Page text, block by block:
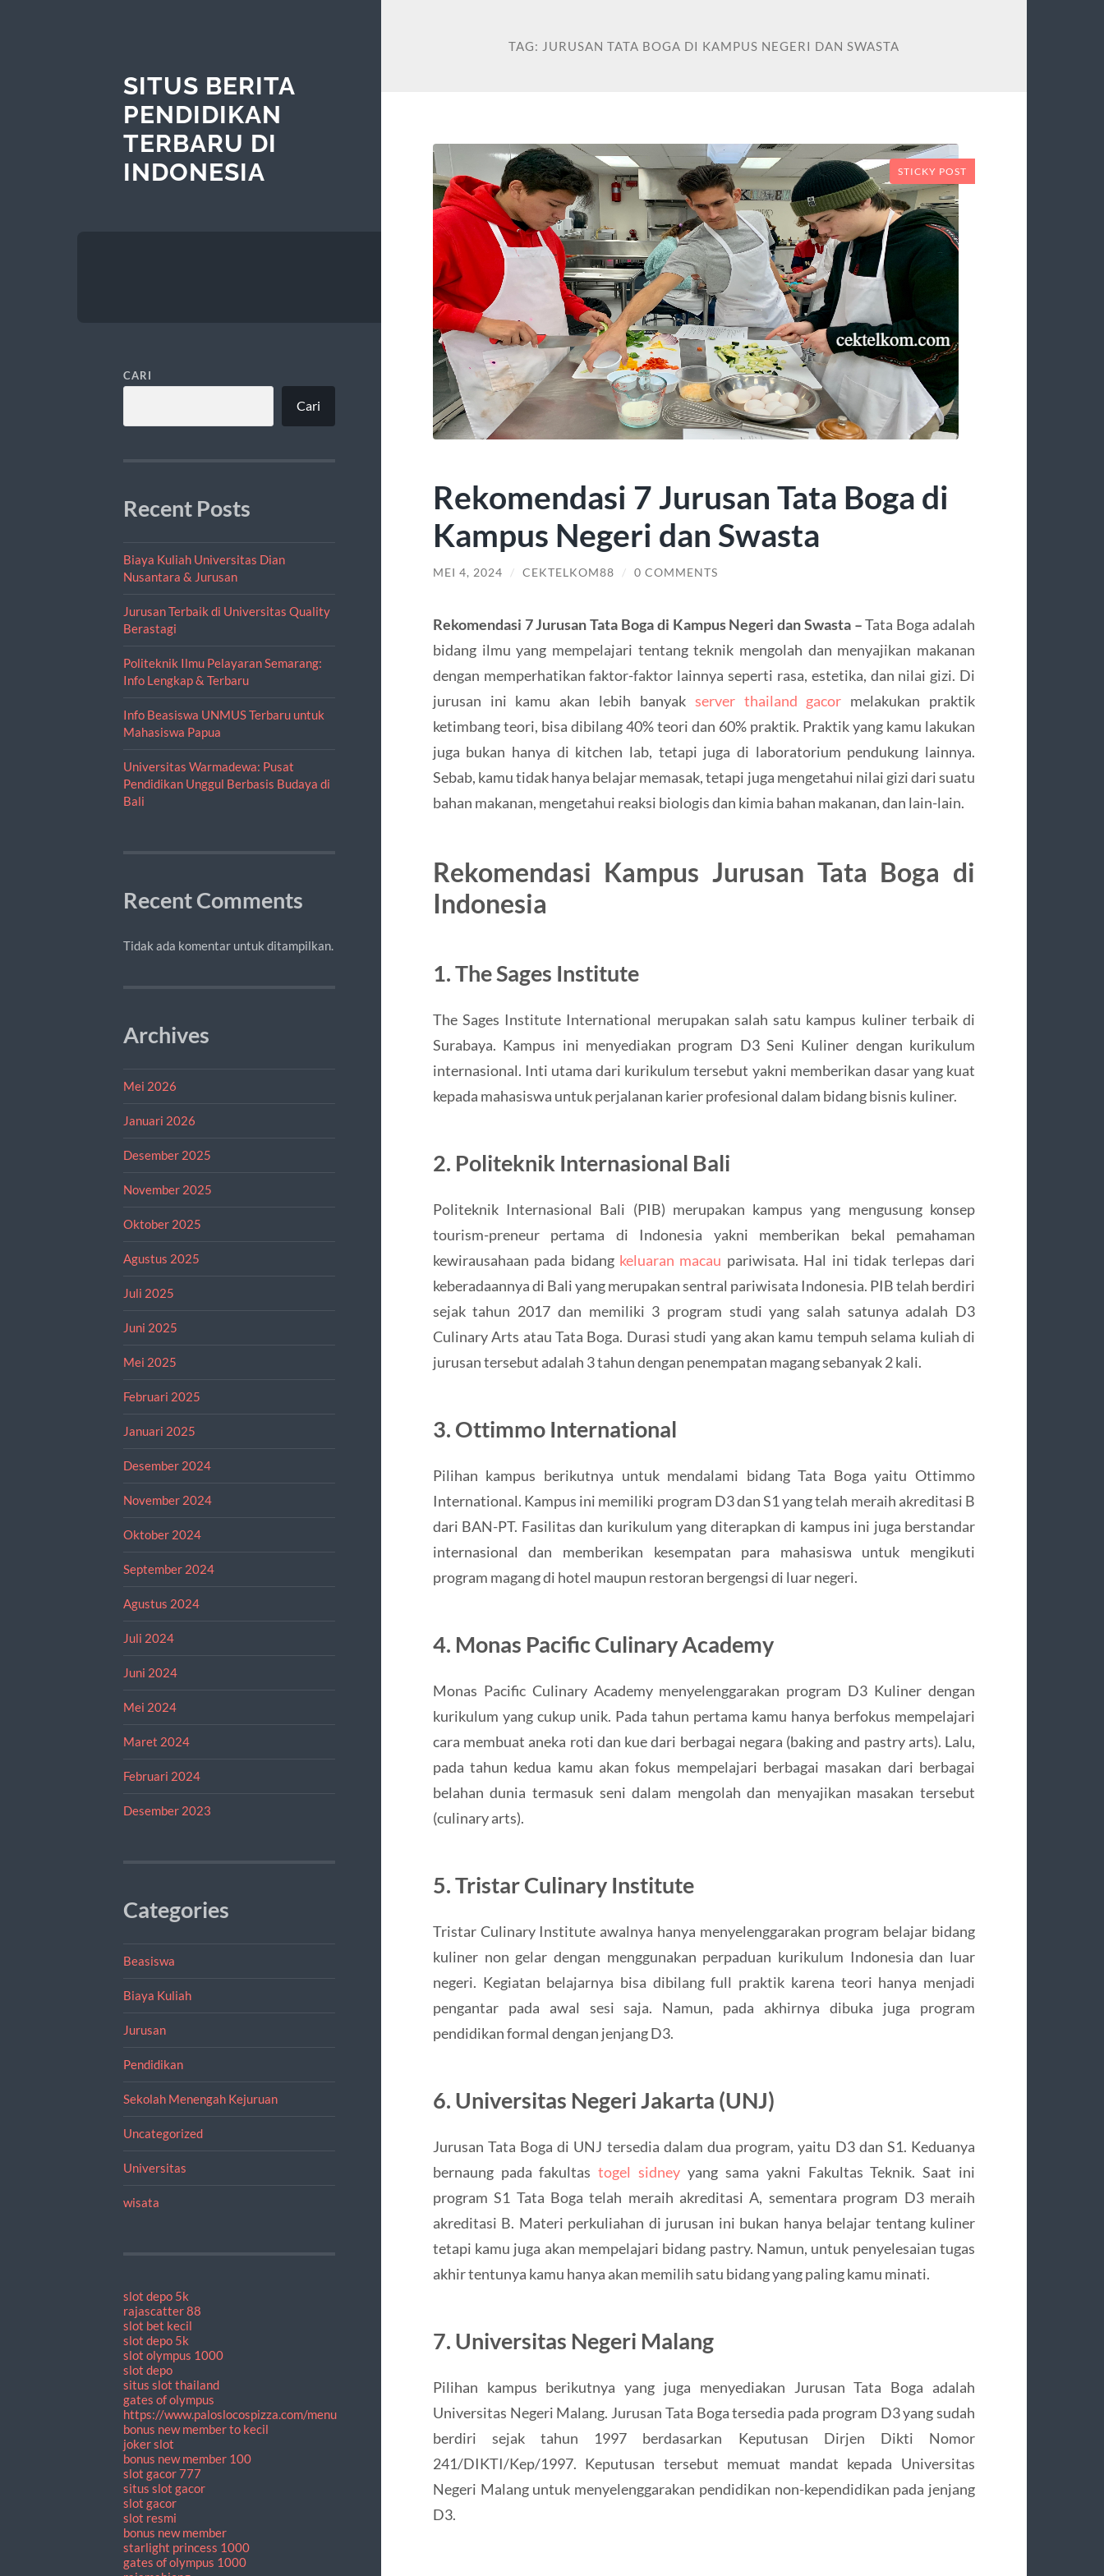
SITUS BERITA
PENDIDIKAN
TERBARU DI
INDONESIA
CARI
Cari
Recent Posts
Biaya Kuliah Universitas Dian
Nusantara & Jurusan
Jurusan Terbaik di Universitas Quality
Berastagi
Politeknik Ilmu Pelayaran Semarang:
Info Lengkap & Terbaru
Info Beasiswa UNMUS Terbaru untuk
Mahasiswa Papua
Universitas Warmadewa: Pusat
Pendidikan Unggul Berbasis Budaya di
Bali
Recent Comments
Tidak ada komentar untuk ditampilkan.
Archives
Mei 2026
Januari 2026
Desember 2025
November 2025
Oktober 2025
Agustus 2025
Juli 2025
Juni 2025
Mei 2025
Februari 2025
Januari 2025
Desember 2024
November 2024
Oktober 2024
September 2024
Agustus 2024
Juli 2024
Juni 2024
Mei 2024
Maret 2024
Februari 2024
Desember 2023
Categories
Beasiswa
Biaya Kuliah
Jurusan
Pendidikan
Sekolah Menengah Kejuruan
Uncategorized
Universitas
wisata
slot depo 5k
rajascatter 88
slot bet kecil
slot depo 5k
slot olympus 1000
slot depo
situs slot thailand
gates of olympus
https://www.paloslocospizza.com/menu
bonus new member to kecil
joker slot
bonus new member 100
slot gacor 777
situs slot gacor
slot gacor
slot resmi
bonus new member
starlight princess 1000
gates of olympus 1000
TAG: JURUSAN TATA BOGA DI KAMPUS NEGERI DAN SWASTA
STICKY POST
Rekomendasi 7 Jurusan Tata Boga di
Kampus Negeri dan Swasta
MEI 4, 2024 / CEKTELKOM88 / 0 COMMENTS
Rekomendasi 7 Jurusan Tata Boga di Kampus Negeri dan Swasta –Tata Boga adalah
bidang ilmu yang mempelajari tentang teknik mengolah dan menyajikan makanan
dengan memperhatikan faktor-faktor lainnya seperti rasa, estetika, dan nilai gizi. Di
jurusan ini kamu akan lebih banyak server thailand gacor melakukan praktik
ketimbang teori, bisa dibilang 40% teori dan 60% praktik. Praktik yang kamu lakukan
juga bukan hanya di kitchen lab, tetapi juga di laboratorium pendukung lainnya.
Sebab, kamu tidak hanya belajar memasak, tetapi juga mengetahui nilai gizi dari suatu
bahan makanan, mengetahui reaksi biologis dan kimia bahan makanan, dan lain-lain.
Rekomendasi Kampus Jurusan Tata Boga di
Indonesia
1. The Sages Institute
The Sages Institute International merupakan salah satu kampus kuliner terbaik di
Surabaya. Kampus ini menyediakan program D3 Seni Kuliner dengan kurikulum
internasional. Inti utama dari kurikulum tersebut yakni memberikan dasar yang kuat
kepada mahasiswa untuk perjalanan karier profesional dalam bidang bisnis kuliner.
2. Politeknik Internasional Bali
Politeknik Internasional Bali (PIB) merupakan kampus yang mengusung konsep
tourism-preneur pertama di Indonesia yakni memberikan bekal pemahaman
kewirausahaan pada bidang keluaran macau pariwisata. Hal ini tidak terlepas dari
keberadaannya di Bali yang merupakan sentral pariwisata Indonesia. PIB telah berdiri
sejak tahun 2017 dan memiliki 3 program studi yang salah satunya adalah D3
Culinary Arts atau Tata Boga. Durasi studi yang akan kamu tempuh selama kuliah di
jurusan tersebut adalah 3 tahun dengan penempatan magang sebanyak 2 kali.
3. Ottimmo International
Pilihan kampus berikutnya untuk mendalami bidang Tata Boga yaitu Ottimmo
International. Kampus ini memiliki program D3 dan S1 yang telah meraih akreditasi B
dari BAN-PT. Fasilitas dan kurikulum yang diterapkan di kampus ini juga berstandar
internasional dan memberikan kesempatan para mahasiswa untuk mengikuti
program magang di hotel maupun restoran bergengsi di luar negeri.
4. Monas Pacific Culinary Academy
Monas Pacific Culinary Academy menyelenggarakan program D3 Kuliner dengan
kurikulum yang cukup unik. Pada tahun pertama kamu hanya berfokus mempelajari
cara membuat aneka roti dan kue dari berbagai negara (baking and pastry arts). Lalu,
pada tahun kedua kamu akan fokus mempelajari berbagai masakan dari berbagai
belahan dunia termasuk seni dalam mengolah dan menyajikan masakan tersebut
(culinary arts).
5. Tristar Culinary Institute
Tristar Culinary Institute awalnya hanya menyelenggarakan program belajar bidang
kuliner non gelar dengan menggunakan perpaduan kurikulum Indonesia dan luar
negeri. Kegiatan belajarnya bisa dibilang full praktik karena teori hanya menjadi
pengantar pada awal sesi saja. Namun, pada akhirnya dibuka juga program
pendidikan formal dengan jenjang D3.
6. Universitas Negeri Jakarta (UNJ)
Jurusan Tata Boga di UNJ tersedia dalam dua program, yaitu D3 dan S1. Keduanya
bernaung pada fakultastogel sidney yang sama yakni Fakultas Teknik. Saat ini
program S1 Tata Boga telah meraih akreditasi A, sementara program D3 meraih
akreditasi B. Materi perkuliahan di jurusan ini bukan hanya belajar tentang kuliner
tetapi kamu juga akan mempelajari bidang pastry. Namun, untuk penyelesaian tugas
akhir tentunya kamu hanya akan memilih satu bidang yang paling kamu minati.
7. Universitas Negeri Malang
Pilihan kampus berikutnya yang juga menyediakan Jurusan Tata Boga adalah
Universitas Negeri Malang. Jurusan Tata Boga tersedia pada program D3 yang sudah
berdiri sejak tahun 1997 berdasarkan Keputusan Dirjen Dikti Nomor
241/DIKTI/Kep/1997. Keputusan tersebut memuat mandat kepada Universitas
Negeri Malang untuk menyelenggarakan pendidikan non-kependidikan pada jenjang
D3.